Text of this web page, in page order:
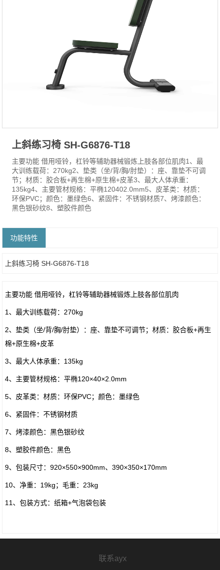
上斜练习椅 SH-G6876-T18
主要功能 借用哑铃，杠铃等辅助器械锻炼上肢各部位肌肉1、最
大训练载荷：270kg2、垫类（坐/背/胸/肘垫）：座、靠垫不可调
节；材质：胶合板+再生棉+原生棉+皮革3、最大人体承重：
135kg4、主要管材规格：平椭120402.0mm5、皮革类：材质：
环保PVC；颜色：墨绿色6、紧固件：不锈钢材质7、烤漆颜色：
黑色银砂纹8、塑胶件颜色
功能特性
上斜练习椅 SH-G6876-T18
主要功能 借用哑铃，杠铃等辅助器械锻炼上肢各部位肌肉
1、最大训练载荷：270kg
2、垫类（坐/背/胸/肘垫）：座、靠垫不可调节；材质：胶合板+再生
棉+原生棉+皮革
3、最大人体承重：135kg
4、主要管材规格：平椭120×40×2.0mm
5、皮革类：材质：环保PVC；颜色：墨绿色
6、紧固件：不锈钢材质
7、烤漆颜色：黑色银砂纹
8、塑胶件颜色：黑色
9、包装尺寸：920×550×900mm、390×350×170mm
10、净重：19kg；毛重：23kg
11、包装方式：纸箱+气泡袋包装
联系ayx